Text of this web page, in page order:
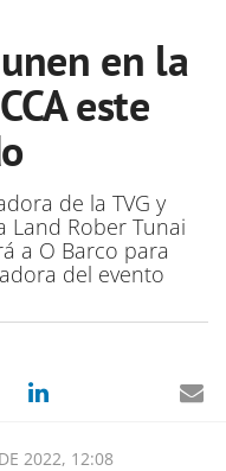
en la
este
de la TVG y
Rober Tunai
a O Barco para
del evento
2022, 12:08